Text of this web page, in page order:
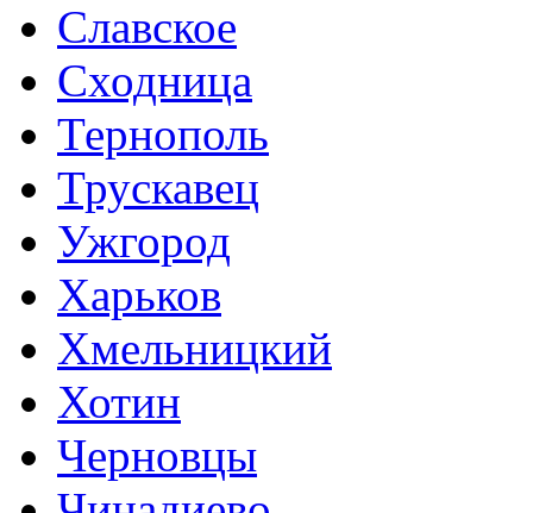
Славское
Сходница
Тернополь
Трускавец
Ужгород
Харьков
Хмельницкий
Хотин
Черновцы